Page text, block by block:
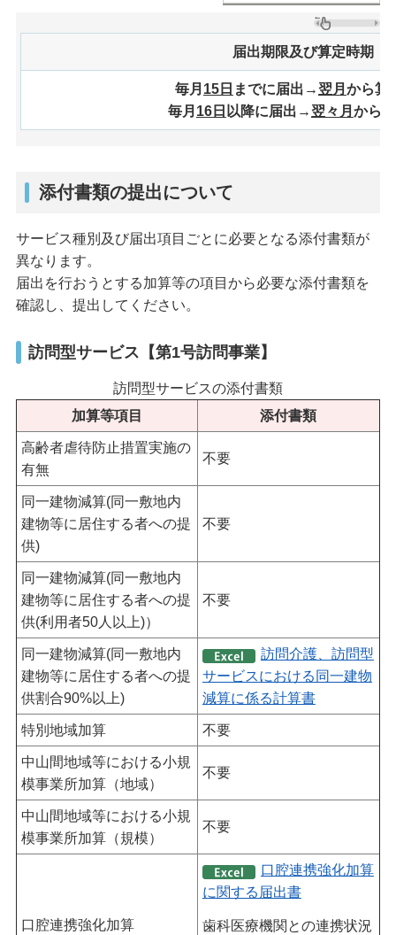
届出期限及び算定時期
毎月 15日 までに届出→ 翌月 から算
毎月 16日 以降に届出→ 翌々月 から
添付書類の提出について
サービス種別及び届出項目ごとに必要となる添付書類が
異なります。
届出を行おうとする加算等の項目から必要な添付書類を
確認し、提出してください。
訪問型サービス【第1号訪問事業】
訪問型サービスの添付書類
加算等項目
添付書類
高齢者虐待防止措置実施の
有無
不要
同一建物減算(同一敷地内
建物等に居住する者への提
供)
不要
同一建物減算(同一敷地内
建物等に居住する者への提
供(利用者50人以上)）
不要
同一建物減算(同一敷地内
建物等に居住する者への提
供割合90%以上)
訪問介護、訪問型
サービスにおける同一建物
減算に係る計算書
特別地域加算 不要
中山間地域等における小規
模事業所加算（地域）
不要
中山間地域等における小規
模事業所加算（規模）
不要
口腔連携強化加算
口腔連携強化加算
に関する届出書
歯科医療機関との連携状況